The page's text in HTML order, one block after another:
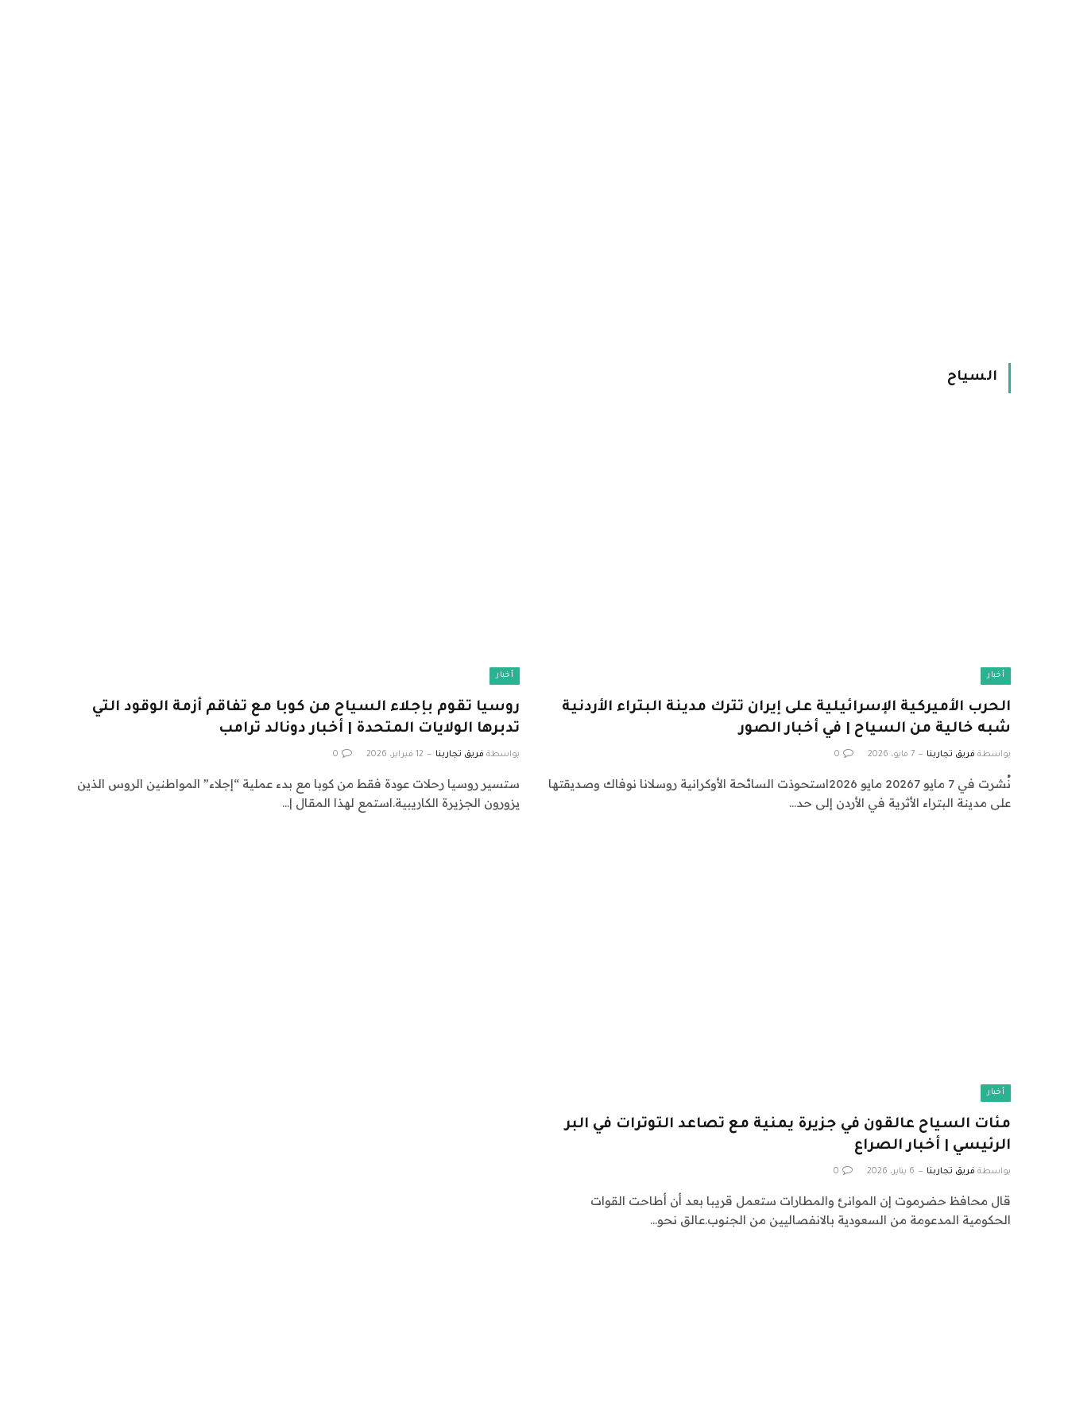
السياح
أخبار
الحرب الأميركية الإسرائيلية على إيران تترك مدينة البتراء الأردنية
شبه خالية من السياح | في أخبار الصور
بواسطة فريق تجاربنا 7 مايو، 2026 0
نُشرت في 7 مايو 20267 مايو 2026استحوذت السائحة الأوكرانية روسلانا نوفاك وصديقتها
على مدينة البتراء الأثرية في الأردن إلى حد…
أخبار
روسيا تقوم بإجلاء السياح من كوبا مع تفاقم أزمة الوقود التي
تدبرها الولايات المتحدة | أخبار دونالد ترامب
بواسطة فريق تجاربنا 12 فبراير، 2026 0
ستسير روسيا رحلات عودة فقط من كوبا مع بدء عملية “إجلاء” المواطنين الروس الذين
يزورون الجزيرة الكاريبية.استمع لهذا المقال |…
أخبار
مئات السياح عالقون في جزيرة يمنية مع تصاعد التوترات في البر
الرئيسي | أخبار الصراع
بواسطة فريق تجاربنا 6 يناير، 2026 0
قال محافظ حضرموت إن الموانئ والمطارات ستعمل قريبا بعد أن أطاحت القوات
الحكومية المدعومة من السعودية بالانفصاليين من الجنوب.عالق نحو…